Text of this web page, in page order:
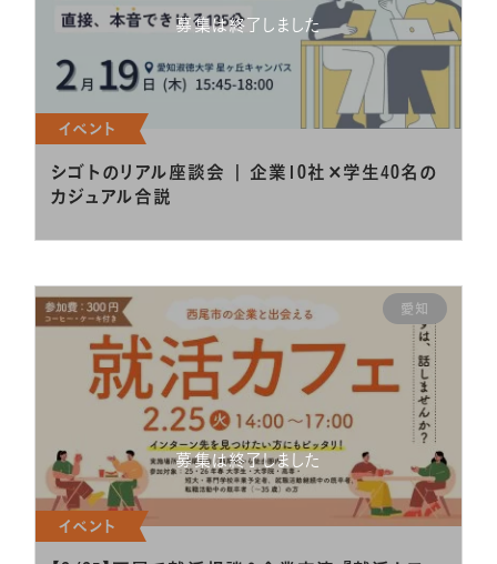
募集は終了しました
イベント
シゴトのリアル座談会 | 企業10社×学生40名の
カジュアル合説
愛知
募集は終了しました
イベント